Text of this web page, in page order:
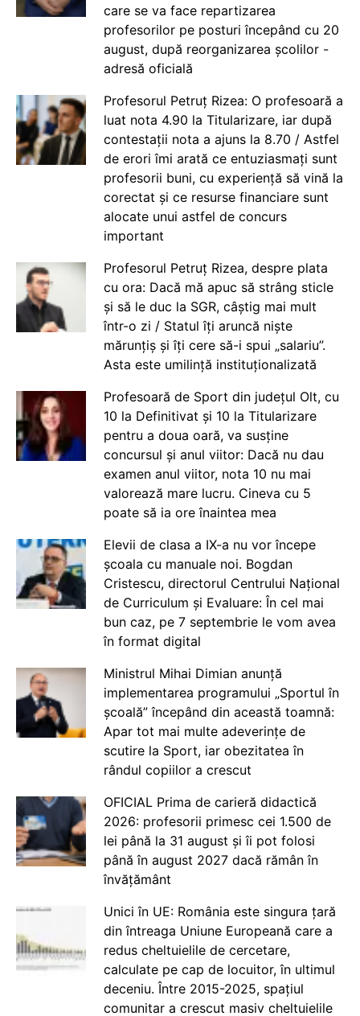
care se va face repartizarea
profesorilor pe posturi începând cu 20
august, după reorganizarea școlilor -
adresă oficială
Profesorul Petruț Rizea: O profesoară a
luat nota 4.90 la Titularizare, iar după
contestații nota a ajuns la 8.70 / Astfel
de erori îmi arată ce entuziasmați sunt
profesorii buni, cu experiență să vină la
corectat și ce resurse financiare sunt
alocate unui astfel de concurs
important
Profesorul Petruț Rizea, despre plata
cu ora: Dacă mă apuc să strâng sticle
și să le duc la SGR, câștig mai mult
într-o zi / Statul îți aruncă niște
mărunțiș și îți cere să-i spui „salariu”.
Asta este umilință instituționalizată
Profesoară de Sport din județul Olt, cu
10 la Definitivat și 10 la Titularizare
pentru a doua oară, va susține
concursul și anul viitor: Dacă nu dau
examen anul viitor, nota 10 nu mai
valorează mare lucru. Cineva cu 5
poate să ia ore înaintea mea
Elevii de clasa a IX-a nu vor începe
școala cu manuale noi. Bogdan
Cristescu, directorul Centrului Național
de Curriculum și Evaluare: În cel mai
bun caz, pe 7 septembrie le vom avea
în format digital
Ministrul Mihai Dimian anunță
implementarea programului „Sportul în
școală” începând din această toamnă:
Apar tot mai multe adeverințe de
scutire la Sport, iar obezitatea în
rândul copiilor a crescut
OFICIAL Prima de carieră didactică
2026: profesorii primesc cei 1.500 de
lei până la 31 august și îi pot folosi
până în august 2027 dacă rămân în
învățământ
Unici în UE: România este singura țară
din întreaga Uniune Europeană care a
redus cheltuielile de cercetare,
calculate pe cap de locuitor, în ultimul
deceniu. Între 2015-2025, spațiul
comunitar a crescut masiv cheltuielile